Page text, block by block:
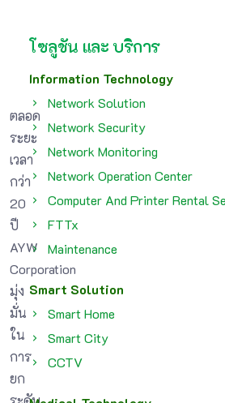
ตลอด
ระยะ
เวลา
กว่า
20
ปี
AYW
Corporation
มุ่ง
มั่น
ใน
การ
ยก
โซลูชัน และ บริการ
Information Technology
Network Solution
Network Security
Network Monitoring
Network Operation Center
Computer And Printer Rental
FTTx
Maintenance
Smart Solution
Smart Home
Smart City
CCTV